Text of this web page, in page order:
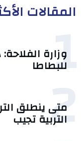
المقالات
1
وزارة
للبطاطا
2
متى ينطلق
التربية تجيب